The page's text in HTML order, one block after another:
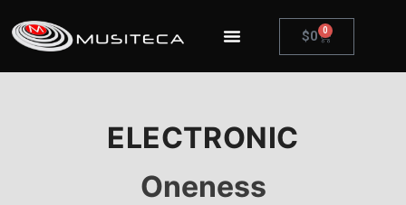
$0 0
ELECTRONIC
Oneness